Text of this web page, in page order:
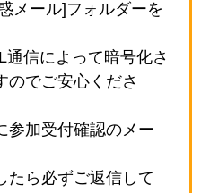
メール]フォルダーを
信によって暗号化さ
のでご安心くださ
加受付確認のメー
ら必ずご返信して